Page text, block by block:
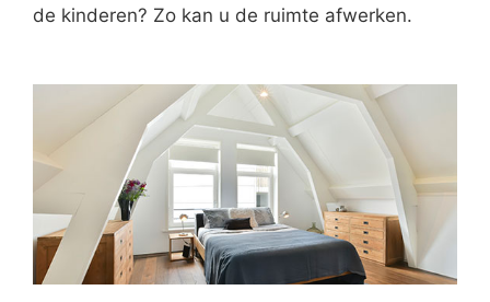
de kinderen? Zo kan u de ruimte afwerken.